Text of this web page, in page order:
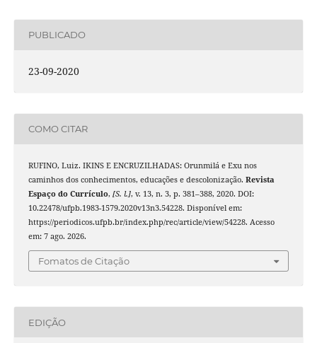
PUBLICADO
23-09-2020
COMO CITAR
RUFINO, Luiz. IKINS E ENCRUZILHADAS: Orunmilá e Exu nos
caminhos dos conhecimentos, educações e descolonização. Revista
Espaço do Currículo, [S. l.], v. 13, n. 3, p. 381–388, 2020. DOI:
10.22478/ufpb.1983-1579.2020v13n3.54228. Disponível em:
https://periodicos.ufpb.br/index.php/rec/article/view/54228. Acesso
em: 7 ago. 2026.
Fomatos de Citação
EDIÇÃO